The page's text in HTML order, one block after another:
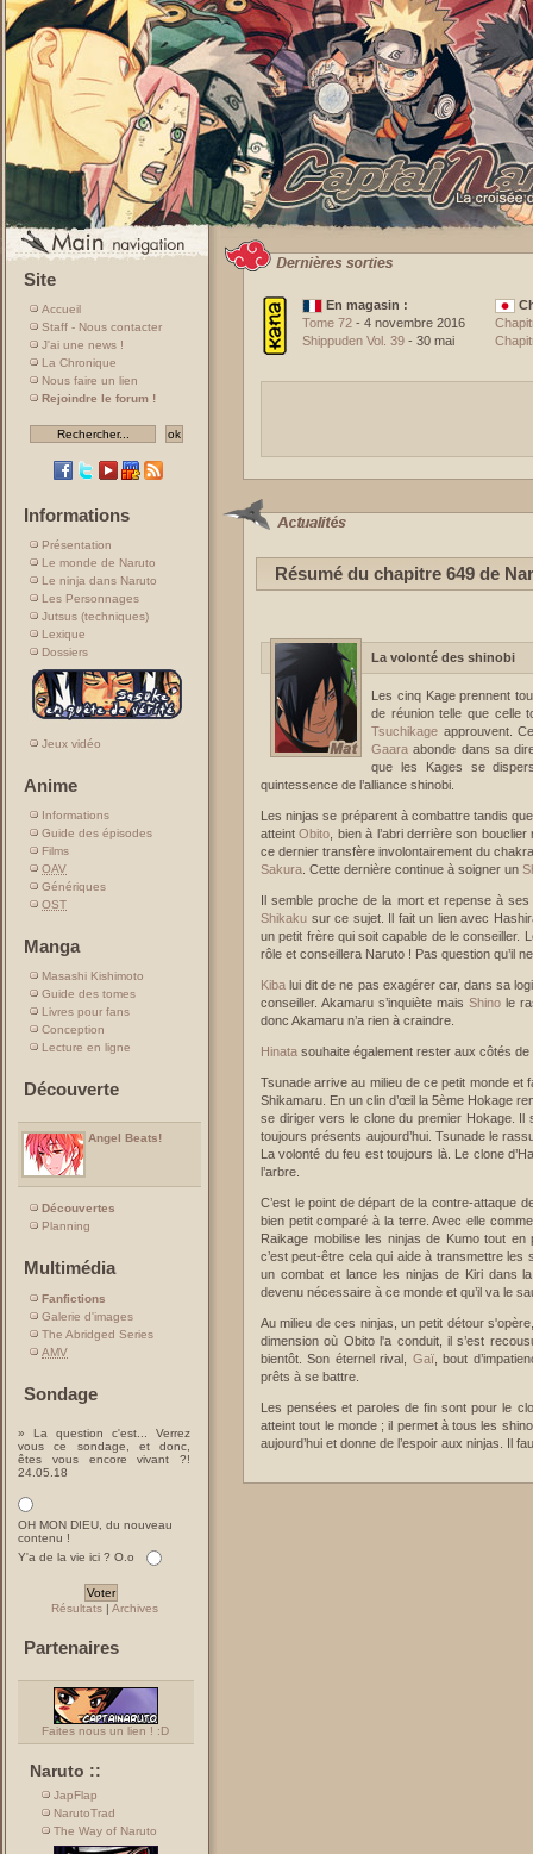
Site
Accueil
Staff - Nous contacter
J'ai une news !
La Chronique
Nous faire un lien
Rejoindre le forum !
Informations
Présentation
Le monde de Naruto
Le ninja dans Naruto
Les Personnages
Jutsus (techniques)
Lexique
Dossiers
Jeux vidéo
Anime
Informations
Guide des épisodes
Films
OAV
Génériques
OST
Manga
Masashi Kishimoto
Guide des tomes
Livres pour fans
Conception
Lecture en ligne
Découverte
Angel Beats!
Découvertes
Planning
Multimédia
Fanfictions
Galerie d'images
The Abridged Series
AMV
Sondage
» La question c'est... Verrez
vous ce sondage, et donc,
êtes vous encore vivant ?!
24.05.18
OH MON DIEU, du nouveau
contenu !
Y'a de la vie ici ? O.o
Résultats| Archives
Partenaires
Faites nous un lien ! :D
Naruto ::
JapFlap
NarutoTrad
The Way of Naruto
En magasin :
Tome 72 - 4 novembre 2016
Shippuden Vol. 39 - 30 mai
Résumé du chapitre 649 de
La volonté des shinobi
Les cinq Kage prennent
de réunion telle que celle
Tsuchikage approuvent.
Gaara abonde dans sa
que les Kages se
quintessence de l’alliance shinobi.
Les ninjas se préparent à combattre tandis
atteintObito , bien à l’abri derrière son
ce dernier transfère involontairement du
Sakura . Cette dernière continue à soigner un
Il semble proche de la mort et repense à
Shikaku sur ce sujet. Il fait un lien avec
un petit frère qui soit capable de le conseiller.
rôle et conseillera Naruto ! Pas question qu’il
Kiba lui dit de ne pas exagérer car, dans sa
conseiller. Akamaru s’inquiète mais Shinole
donc Akamaru n’a rien à craindre.
Hinata souhaite également rester aux côtés
Tsunade arrive au milieu de ce petit monde
Shikamaru. En un clin d’œil la 5ème Hokage
se diriger vers le clone du premier Hokage.
toujours présents aujourd’hui. Tsunade le
La volonté du feu est toujours là. Le clone
l’arbre.
C’est le point de départ de la contre-attaque
bien petit comparé à la terre. Avec elle
Raikage mobilise les ninjas de Kumo tout
c’est peut-être cela qui aide à transmettre
un combat et lance les ninjas de Kiri dans
devenu nécessaire à ce monde et qu’il va le
Au milieu de ces ninjas, un petit détour
dimension où Obito l'a conduit, il s’est
bientôt. Son éternel rival, Gaï, bout
prêts à se battre.
Les pensées et paroles de fin sont pour le
atteint tout le monde ; il permet à tous les
aujourd’hui et donne de l’espoir aux ninjas. Il